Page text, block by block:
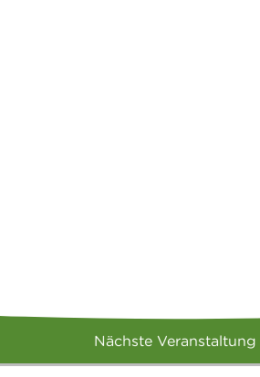
Nächste Veranstaltung